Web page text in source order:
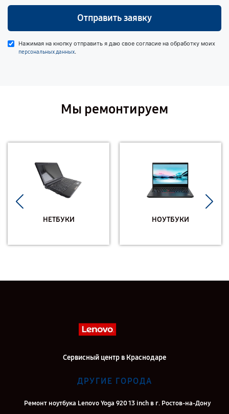
Отправить заявку
Нажимая на кнопку отправить я даю свое согласие на обработку моих
персональных данных.
Мы ремонтируем
НЕТБУКИ НОУТБУКИ
Сервисный центр в Краснодаре
ДРУГИЕ ГОРОДА
Ремонт ноутбука Lenovo Yoga 920 13 inch в г. Ростов-на-Дону